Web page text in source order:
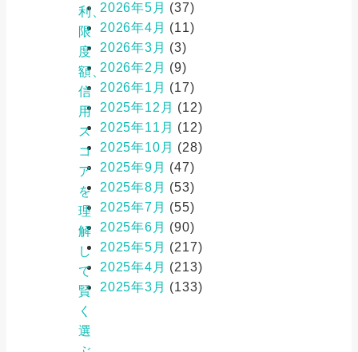
利、
限
度
額、
信
用
ス
コ
ア
を
理
解
し
て
賢
く
選
2026年5月 (37)
2026年4月 (11)
2026年3月 (3)
2026年2月 (9)
2026年1月 (17)
2025年12月 (12)
2025年11月 (12)
2025年10月 (28)
2025年9月 (47)
2025年8月 (53)
2025年7月 (55)
2025年6月 (90)
2025年5月 (217)
2025年4月 (213)
2025年3月 (133)